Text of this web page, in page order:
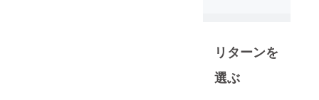
リターンを
選ぶ